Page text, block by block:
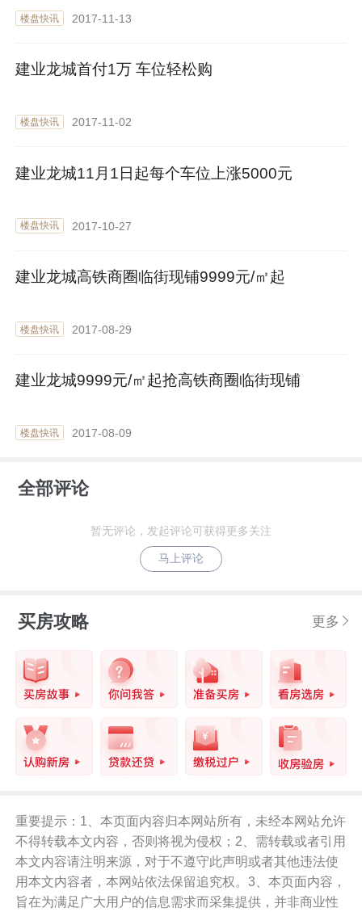
楼盘快讯 2017-11-13
建业龙城首付1万 车位轻松购
楼盘快讯 2017-11-02
建业龙城11月1日起每个车位上涨5000元
楼盘快讯 2017-10-27
建业龙城高铁商圈临街现铺9999元/㎡起
楼盘快讯 2017-08-29
建业龙城9999元/㎡起抢高铁商圈临街现铺
楼盘快讯 2017-08-09
全部评论
暂无评论，发起评论可获得更多关注
马上评论
买房攻略 更多
重要提示：1、本页面内容归本网站所有，未经本网站允许
不得转载本文内容，否则将视为侵权；2、需转载或者引用
本文内容请注明来源，对于不遵守此声明或者其他违法使
用本文内容者，本网站依法保留追究权。3、本页面内容，
旨在为满足广大用户的信息需求而采集提供，并非商业性